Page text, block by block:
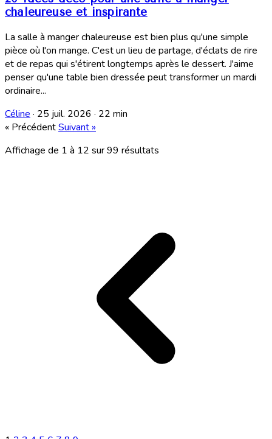
chaleureuse et inspirante
La salle à manger chaleureuse est bien plus qu'une simple
pièce où l'on mange. C'est un lieu de partage, d'éclats de rire
et de repas qui s'étirent longtemps après le dessert. J'aime
penser qu'une table bien dressée peut transformer un mardi
ordinaire...
Céline · 25 juil. 2026 · 22 min
« PrécédentSuivant »
Affichage de 1 à 12 sur99 résultats